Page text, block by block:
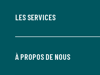
LES SERVICES
À PROPOS DE NOUS